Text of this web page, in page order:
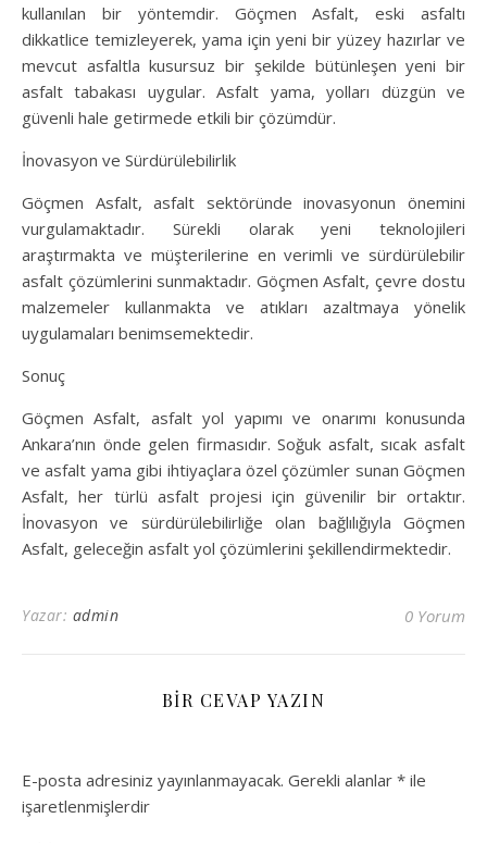
kullanılan bir yöntemdir. Göçmen Asfalt, eski asfaltı
dikkatlice temizleyerek, yama için yeni bir yüzey hazırlar ve
mevcut asfaltla kusursuz bir şekilde bütünleşen yeni bir
asfalt tabakası uygular. Asfalt yama, yolları düzgün ve
güvenli hale getirmede etkili bir çözümdür.
İnovasyon ve Sürdürülebilirlik
Göçmen Asfalt, asfalt sektöründe inovasyonun önemini
vurgulamaktadır. Sürekli olarak yeni teknolojileri
araştırmakta ve müşterilerine en verimli ve sürdürülebilir
asfalt çözümlerini sunmaktadır. Göçmen Asfalt, çevre dostu
malzemeler kullanmakta ve atıkları azaltmaya yönelik
uygulamaları benimsemektedir.
Sonuç
Göçmen Asfalt, asfalt yol yapımı ve onarımı konusunda
Ankara’nın önde gelen firmasıdır. Soğuk asfalt, sıcak asfalt
ve asfalt yama gibi ihtiyaçlara özel çözümler sunan Göçmen
Asfalt, her türlü asfalt projesi için güvenilir bir ortaktır.
İnovasyon ve sürdürülebilirliğe olan bağlılığıyla Göçmen
Asfalt, geleceğin asfalt yol çözümlerini şekillendirmektedir.
Yazar: admin 0 Yorum
BIR CEVAP YAZIN
E-posta adresiniz yayınlanmayacak. Gerekli alanlar * ile
işaretlenmişlerdir